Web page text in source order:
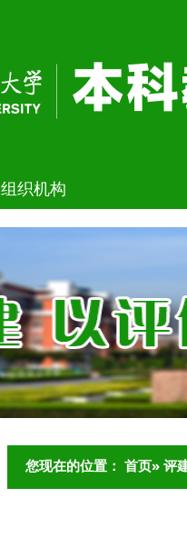
组织机构
您现在的位置： 首页» 评